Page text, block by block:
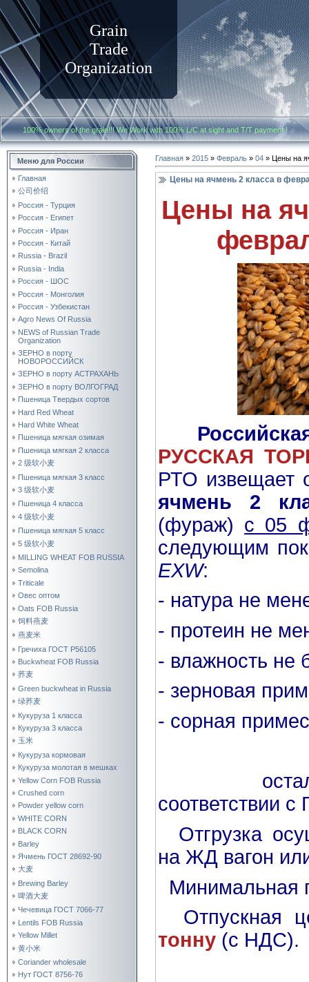
Grain
Trade
Organization
100% owners of the grain!!! We Work with100% L/C at sight and T/T payment
Меню для России
Главная
公司价绍
Россия - Турция
Россия - Египет
Россия - Иран
Россия - Китай
Russia - Brazil
Russia - India
Россия - ШОС
Россия - Монголия
Россия - Узбекистан
Agro News Of Russia
NEWS of Russian Trade
Organization
ЗЕРНО в порту
НОВОРОССИЙСК
ЗЕРНО в порту АСТРАХАНЬ
ЗЕРНО в порту ВОЛГОГРАД
Пшеница Твердых сортов
Hard Red Wheat
Hard White Wheat
Пшеница мягкая озимая
Пшеница мягкая 2 класса
2 级软小麦
Пшеница мягкая 3 класс
3 级软小麦
Пшеница 4 класса
4 级软小麦
Пшеница мягкая 5 класс
5 级软小麦
MILLING WHEAT FOB RUSSIA
Semolina
Triticale
Овес оптом
Oats FOB Russia
饲料燕麦
燕麦米
Гречиха ГОСТ Р56105
Buckwheat FOB Russia
荞麦
Green buckwheat in Russia
绿荞麦
Кукуруза 1 класса
Кукуруза 3 класса
玉米
Кукуруза кормовая
Кукуруза молотая в мешках
Yellow Corn FOB Russia
Crushed corn
Powder yellow corn
WHITE CORN
BLACK CORN
Barley
Ячмень ГОСТ 28692-90
大麦
Brewing Barley
啤酒大麦
Чечевица ГОСТ 7066-77
Lentils FOB Russia
Yellow Millet
黄小米
Coriander wholesale
Нут ГОСТ 8756-76
Главная » 2015 » Февраль » 04 » Цены на
Цены на ячмень 2 класса в
Цены на
РУССКАЯ
РТО извещает
ячмень 2
(фураж) с 05
следующим
EXW:
- натура не
- протеин не
- влажность не
- зерновая
- сорная
соответствии
Отгрузка
на ЖД вагон
Минимальная
Отпускная
тонну (с НДС).